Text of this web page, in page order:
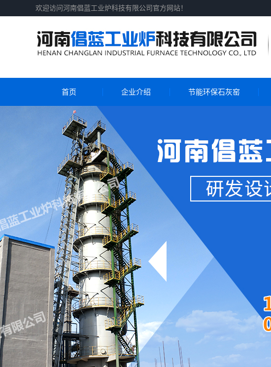
欢迎访问河南倡蓝工业炉科技有限公司官方网站！
首页 企业介绍 节能环保石灰窑